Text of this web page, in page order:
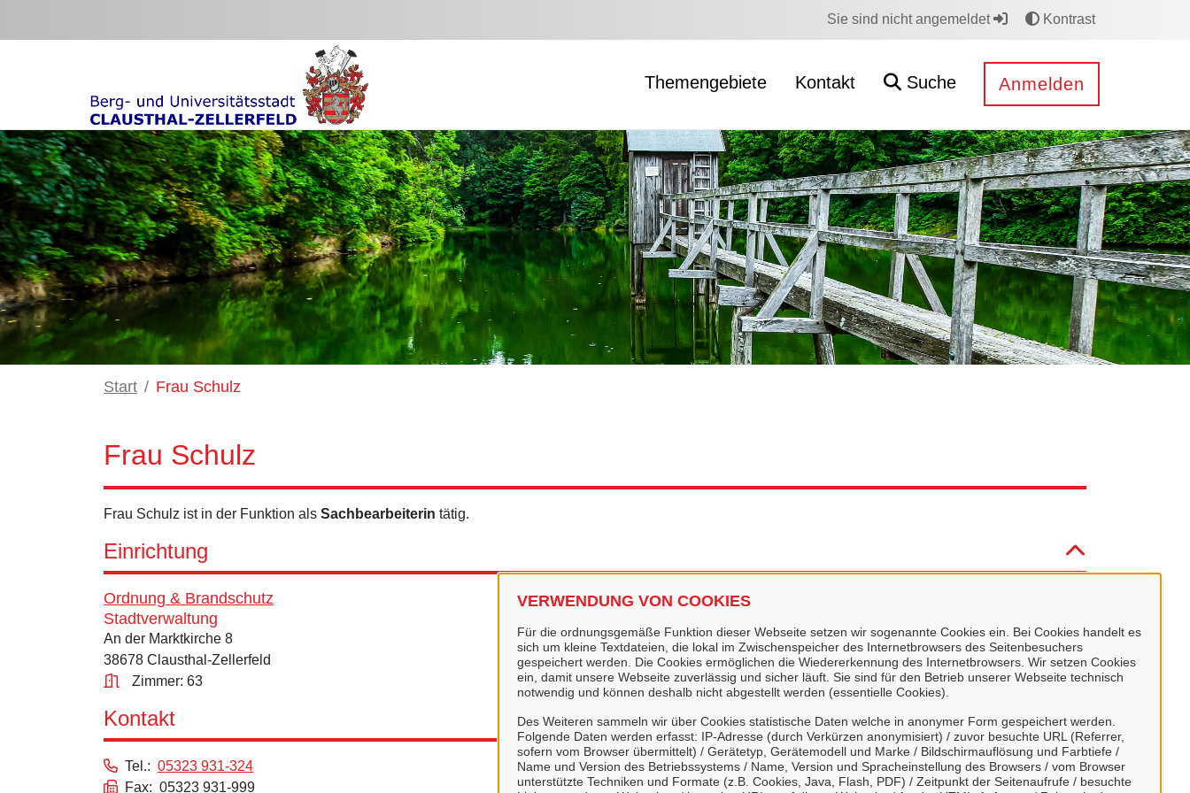
VERWENDUNG VON COOKIES
Für die ordnungsgemäße Funktion dieser Webseite setzen wir sogenannte Cookies ein. Bei Cookies handelt es
sich um kleine Textdateien, die lokal im Zwischenspeicher des Internetbrowsers des Seitenbesuchers
gespeichert werden. Die Cookies ermöglichen die Wiedererkennung des Internetbrowsers. Wir setzen Cookies
ein, damit unsere Webseite zuverlässig und sicher läuft. Sie sind für den Betrieb unserer Webseite technisch
notwendig und können deshalb nicht abgestellt werden (essentielle Cookies).
Des Weiteren sammeln wir über Cookies statistische Daten welche in anonymer Form gespeichert werden.
Folgende Daten werden erfasst: IP-Adresse (durch Verkürzen anonymisiert) / zuvor besuchte URL (Referrer,
sofern vom Browser übermittelt) / Gerätetyp, Gerätemodell und Marke / Bildschirmauflösung und Farbtiefe /
Name und Version des Betriebssystems / Name, Version und Spracheinstellung des Browsers / vom Browser
unterstützte Techniken und Formate (z.B. Cookies, Java, Flash, PDF) / Zeitpunkt der Seitenaufrufe / besuchte
Sie sind nicht angemeldet Kontrast
Themengebiete Kontakt Suche Anmelden
Start Frau Schulz
Frau Schulz
Frau Schulz ist in der Funktion als Sachbearbeiterin tätig.
Einrichtung
Ordnung & Brandschutz
Stadtverwaltung
An der Marktkirche 8
38678 Clausthal-Zellerfeld
Zimmer: 63
Kontakt
Tel.: 05323 931-324
Fax: 05323 931-999